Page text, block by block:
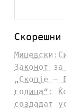
Скорешни
Законот
„Скопје –
година“:
создадат